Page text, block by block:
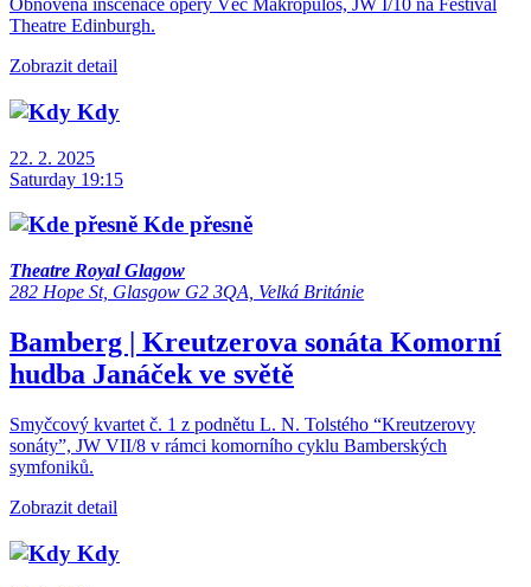
Obnovená inscenace opery Věc Makropulos, JW I/10 na Festival
Theatre Edinburgh.
Zobrazit detail
Kdy
22. 2. 2025
Saturday 19:15
Kde přesně
Theatre Royal Glagow
282 Hope St, Glasgow G2 3QA, Velká Británie
Bamberg | Kreutzerova sonáta Komorní
hudba Janáček ve světě
Smyčcový kvartet č. 1 z podnětu L. N. Tolstého “Kreutzerovy
sonáty”, JW VII/8 v rámci komorního cyklu Bamberských
symfoniků.
Zobrazit detail
Kdy